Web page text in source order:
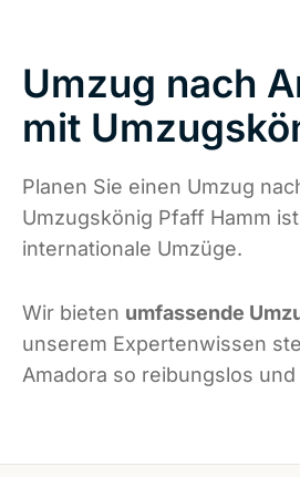
Umzug nach
mit
Planen Sie einen Umzug
Umzugskönig Pfaff Hamm ist
internationale Umzüge.
Wir bieten umfassende
unserem Expertenwissen
Amadora so reibungslos